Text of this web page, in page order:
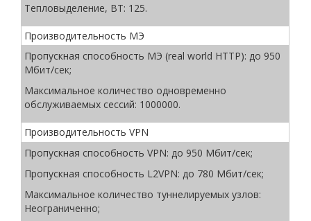
Тепловыделение, ВТ: 125.
Производительность МЭ
Пропускная способность МЭ (real world HTTP): до 950
Мбит/сек;
Максимальное количество одновременно
обслуживаемых сессий: 1000000.
Производительность VPN
Пропускная способность VPN: до 950 Мбит/сек;
Пропускная способность L2VPN: до 780 Мбит/сек;
Максимальное количество туннелируемых узлов:
Неограниченно;